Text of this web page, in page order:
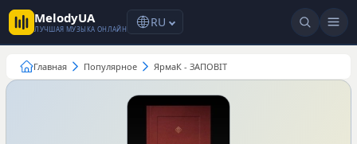
MelodyUA
ЛУЧШАЯ МУЗЫКА ОНЛАЙН RU
Главная Популярное ЯрмаК - ЗАПОВІТ